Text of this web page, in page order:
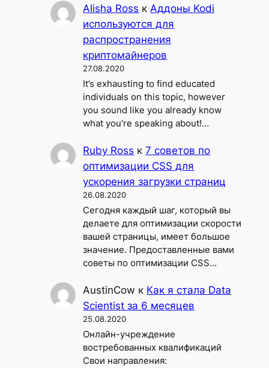
Alisha Ross кАддоны Kodi
используются для
распространения
криптомайнеров
27.08.2020
It’s exhausting to find educated
individuals on this topic, however
you sound like you already know
what you’re speaking about!…
Ruby Ross к7 советов по
оптимизации CSS для
ускорения загрузки страниц
26.08.2020
Сегодня каждый шаг, который вы
делаете для оптимизации скорости
вашей страницы, имеет большое
значение. Предоставленные вами
советы по оптимизации CSS…
AustinCow к Как я стала Data
Scientist за 6 месяцев
25.08.2020
Онлайн-учреждение
востребованных квалификаций
Свои направления: